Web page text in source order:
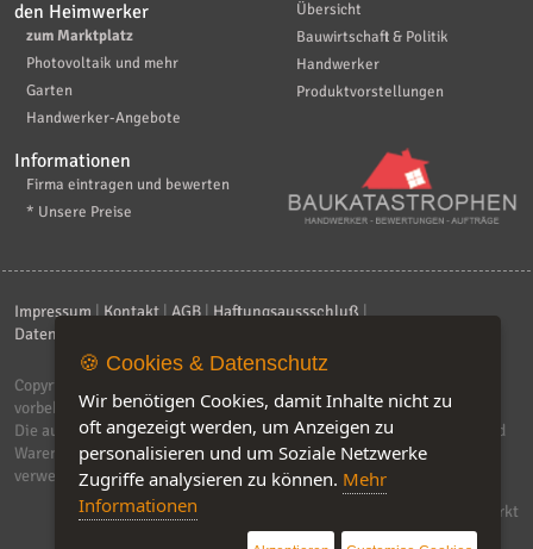
den Heimwerker
zum Marktplatz
Photovoltaik und mehr
Garten
Handwerker-Angebote
Übersicht
Bauwirtschaft & Politik
Handwerker
Produktvorstellungen
Informationen
Firma eintragen und bewerten
* Unsere Preise
Impressum|Kontakt|AGB|Haftungsaussschluß|
Datenschutzerklärung
Copyright © 2026
vorbehalten.
Die auf dieser Seite verwendeten Produktbezeichnungen, Namen und
Warenzeichen sind Eigentum der jeweiligen Firmen. Unser Portal
verwendet Affiliat-Links, für dir wir Geld erhalten.
Software by IQ-Markt
🍪 Cookies & Datenschutz
Wir benötigen Cookies, damit Inhalte nicht zu
oft angezeigt werden, um Anzeigen zu
personalisieren und um Soziale Netzwerke
Zugriffe analysieren zu können. Mehr
Informationen